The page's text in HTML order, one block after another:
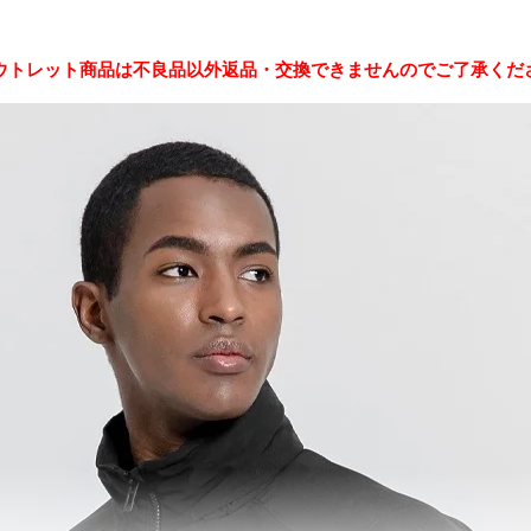
レット商品は不良品以外返品・交換できませんのでご了承くだ